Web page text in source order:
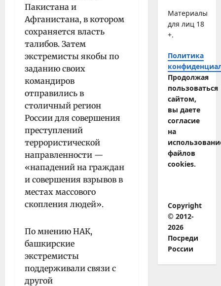
Пакистана и
Афганистана, в котором
сохраняется власть
талибов. Затем
экстремисты якобы по
заданию своих
командиров
отправились в
столичный регион
России для совершения
преступлений
террористической
направленности —
«нападений на граждан
и совершения взрывов в
местах массового
скопления людей».
По мнению НАК,
башкирские
экстремисты
поддерживали связи с
другой
Материалы
для лиц 18
+.
Политика
Продолжая
пользоваться
сайтом,
вы даете
согласие
на
файлов
cookies.
Copyright
© 2012-
2026
Посреди
России